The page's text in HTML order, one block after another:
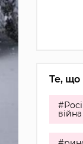
Те, що
війна